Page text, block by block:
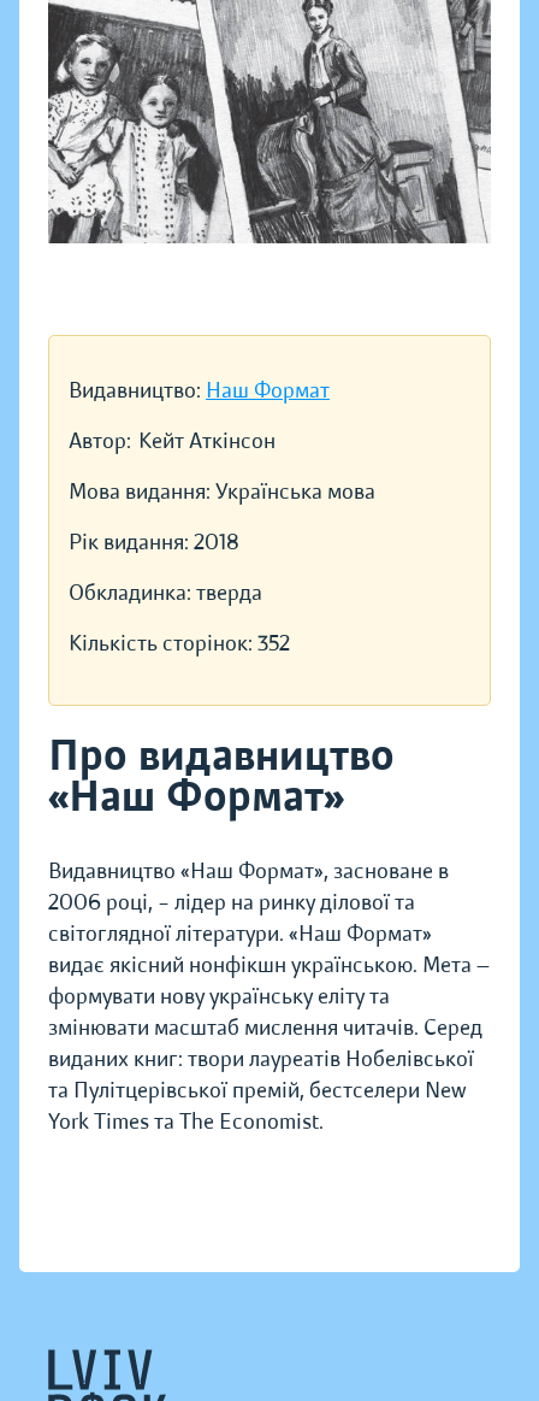
Видавництво: Наш Формат
Автор: Кейт Аткінсон
Мова видання: Українська мова
Рік видання: 2018
Обкладинка: тверда
Кількість сторінок: 352
Про видавництво
«Наш Формат»
Видавництво «Наш Формат», засноване в
2006 році, – лідер на ринку ділової та
світоглядної літератури. «Наш Формат»
видає якісний нонфікшн українською. Мета —
формувати нову українську еліту та
змінювати масштаб мислення читачів. Серед
виданих книг: твори лауреатів Нобелівської
та Пулітцерівської премій, бестселери New
York Times та The Economist.